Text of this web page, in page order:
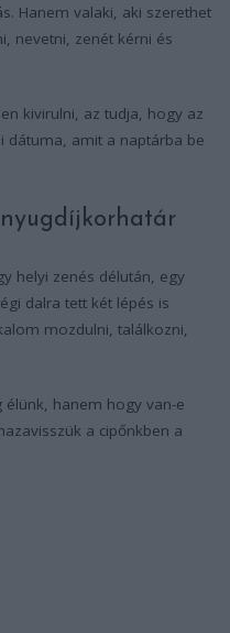
Hanem valaki, aki szerethet
nevetni, zenét kérni és
kivirulni, az tudja, hogy az
dátuma, amit a naptárba be
helyi zenés délután, egy
dalra tett két lépés is
mozdulni, találkozni,
hanem hogy van-e
a cipőnkben a